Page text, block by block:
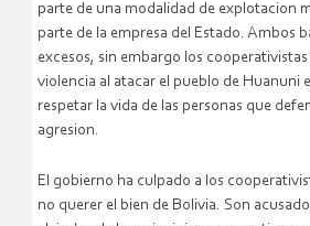
parte de una modalidad de explotacion
parte de la empresa del Estado. Ambos
excesos, sin embargo los
violencia al atacar el pueblo de Huanuni
respetar la vida de las personas que
agresion.
El gobierno ha culpado a los
no querer el bien de Bolivia. Son